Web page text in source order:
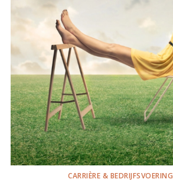
CARRIÈRE & BEDRIJFSVOERING